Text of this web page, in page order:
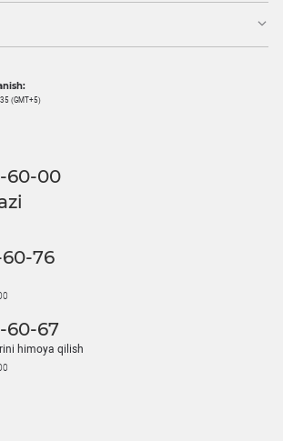
(GMT+5)
60-00
60-76
60-67
himoya qilish